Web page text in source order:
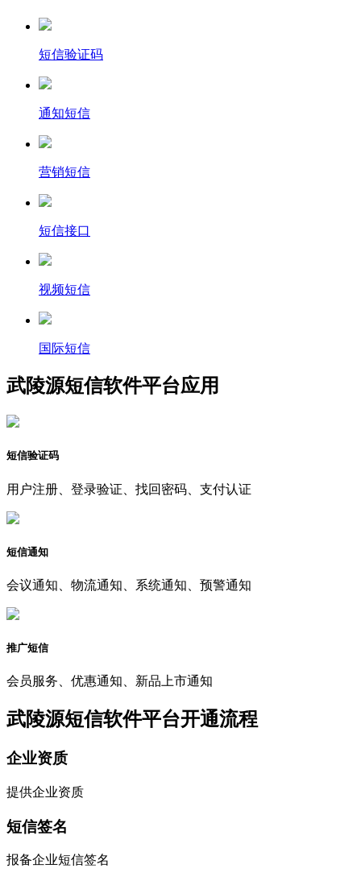
短信验证码
通知短信
营销短信
短信接口
视频短信
国际短信
武陵源短信软件平台应用
短信验证码
用户注册、登录验证、找回密码、支付认证
短信通知
会议通知、物流通知、系统通知、预警通知
推广短信
会员服务、优惠通知、新品上市通知
武陵源短信软件平台开通流程
企业资质
提供企业资质
短信签名
报备企业短信签名